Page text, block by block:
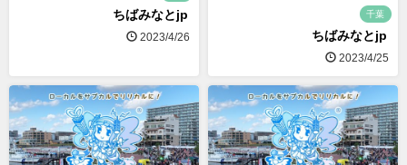
ちばみなとjp
2023/4/26
千葉
ちばみなとjp
2023/4/25